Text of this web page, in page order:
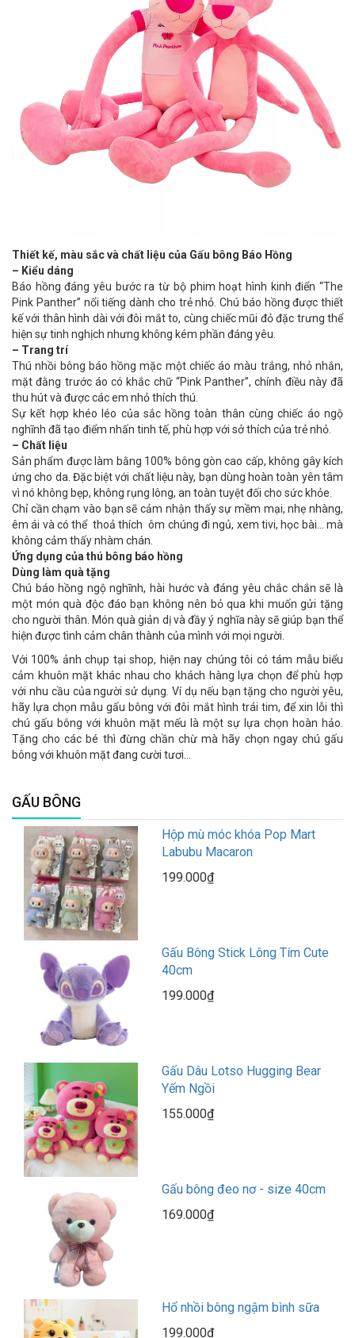
Thiết kế, màu sắc và chất liệu của Gấu bông Báo Hồng
– Kiểu dáng
Báo hồng đáng yêu bước ra từ bộ phim hoạt hình kinh điển “The
Pink Panther” nổi tiếng dành cho trẻ nhỏ. Chú báo hồng được thiết
kế với thân hình dài với đôi mắt to, cùng chiếc mũi đỏ đặc trưng thể
hiện sự tinh nghịch nhưng không kém phần đáng yêu.
– Trang trí
Thú nhồi bông báo hồng mặc một chiếc áo màu trắng, nhỏ nhắn,
mặt đằng trước áo có khắc chữ “Pink Panther”, chính điều này đã
thu hút và được các em nhỏ thích thú.
Sự kết hợp khéo léo của sắc hồng toàn thân cùng chiếc áo ngộ
nghĩnh đã tạo điểm nhấn tinh tế, phù hợp với sở thích của trẻ nhỏ.
– Chất liệu
Sản phẩm được làm bằng 100% bông gòn cao cấp, không gây kích
ứng cho da. Đặc biệt với chất liệu này, bạn dùng hoàn toàn yên tâm
vì nó không bẹp, không rụng lông, an toàn tuyệt đối cho sức khỏe.
Chỉ cần chạm vào bạn sẽ cảm nhận thấy sự mềm mại, nhẹ nhàng,
êm ái và có thể thoả thích ôm chúng đi ngủ, xem tivi, học bài… mà
không cảm thấy nhàm chán.
Ứng dụng của thú bông báo hồng
Dùng làm quà tặng
Chú báo hồng ngộ nghĩnh, hài hước và đáng yêu chắc chắn sẽ là
một món quà độc đáo bạn không nên bỏ qua khi muốn gửi tặng
cho người thân. Món quà giản dị và đầy ý nghĩa này sẽ giúp bạn thể
hiện được tình cảm chân thành của mình với mọi người.
Với 100% ảnh chụp tại shop, hiện nay chúng tôi có tám mẫu biểu
cảm khuôn mặt khác nhau cho khách hàng lựa chọn để phù hợp
với nhu cầu của người sử dụng. Ví dụ nếu bạn tặng cho người yêu,
hãy lựa chọn mẫu gấu bông với đôi mắt hình trái tim, để xin lỗi thì
chú gấu bông với khuôn mặt mếu là một sự lựa chọn hoàn hảo.
Tặng cho các bé thì đừng chần chừ mà hãy chọn ngay chú gấu
bông với khuôn mặt đang cười tươi…
GẤU BÔNG
Hộp mù móc khóa Pop Mart
Labubu Macaron
199.000₫
Gấu Bông Stick Lông Tím Cute
40cm
199.000₫
Gấu Dâu Lotso Hugging Bear
Yếm Ngồi
155.000₫
Gấu bông đeo nơ - size 40cm
169.000₫
Hổ nhồi bông ngậm bình sữa
199.000₫